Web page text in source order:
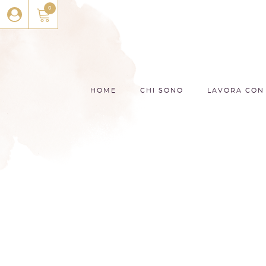
0
HOME CHI SONO LAVORA